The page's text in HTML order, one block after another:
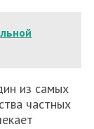
из самых
частных